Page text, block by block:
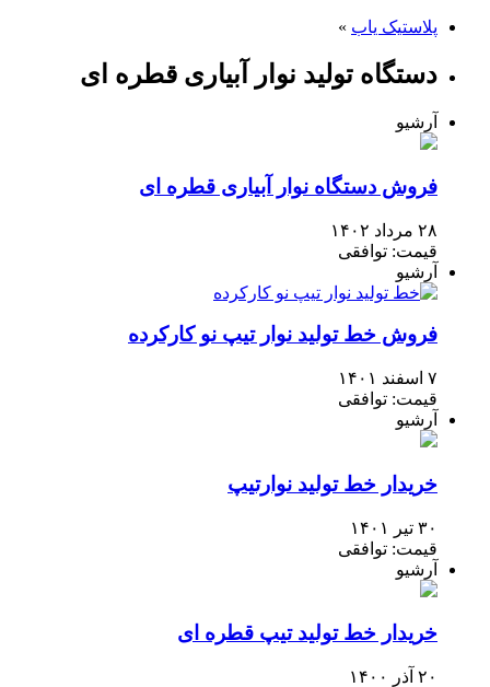
پلاستیک یاب »
دستگاه تولید نوار آبیاری قطره ای
آرشیو
فروش دستگاه نوار آبیاری قطره ای
۲۸ مرداد ۱۴۰۲
قیمت: توافقی
آرشیو
فروش خط تولید نوار تیپ نو کارکرده
۷ اسفند ۱۴۰۱
قیمت: توافقی
آرشیو
خریدار خط تولید نوارتیپ
۳۰ تیر ۱۴۰۱
قیمت: توافقی
آرشیو
خریدار خط تولید تیپ قطره ای
۲۰ آذر ۱۴۰۰